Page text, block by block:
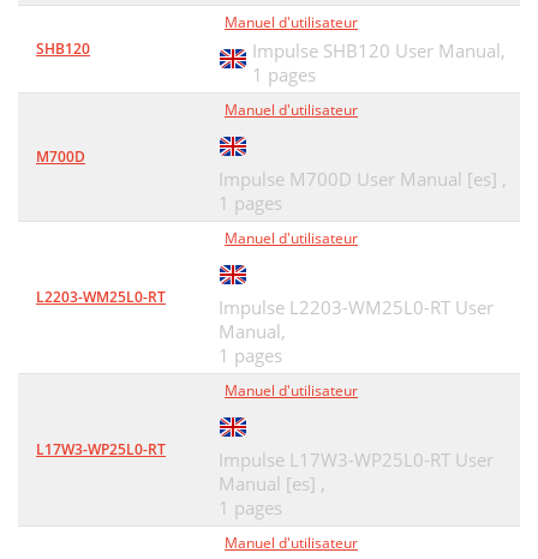
SHB120
Manuel d'utilisateur
Impulse SHB120 User Manual,
1 pages
M700D
Manuel d'utilisateur
Impulse M700D User Manual [es] ,
1 pages
L2203-WM25L0-RT
Manuel d'utilisateur
Impulse L2203-WM25L0-RT User
Manual,
1 pages
L17W3-WP25L0-RT
Manuel d'utilisateur
Impulse L17W3-WP25L0-RT User
Manual [es] ,
1 pages
Manuel d'utilisateur